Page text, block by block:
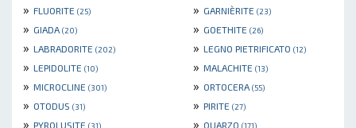
» FLUORITE (25) » GARNIÈRITE (23)
» GIADA (20) » GOETHITE (26)
» LABRADORITE (202) » LEGNO PIETRIFICATO (12)
» LEPIDOLITE (10) » MALACHITE (13)
» MICROCLINE (301) » ORTOCERA (55)
» OTODUS (31) » PIRITE (27)
» PYROLUSITE (31) » QUARZO (171)